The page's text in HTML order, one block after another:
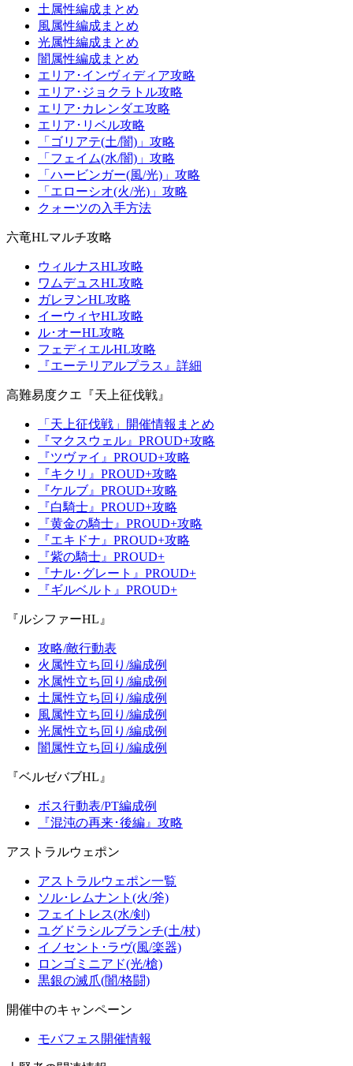
土属性編成まとめ
風属性編成まとめ
光属性編成まとめ
闇属性編成まとめ
エリア･インヴィディア攻略
エリア･ジョクラトル攻略
エリア･カレンダエ攻略
エリア･リベル攻略
「ゴリアテ(土/闇)」攻略
「フェイム(水/闇)」攻略
「ハービンガー(風/光)」攻略
「エローシオ(火/光)」攻略
クォーツの入手方法
六竜HLマルチ攻略
ウィルナスHL攻略
ワムデュスHL攻略
ガレヲンHL攻略
イーウィヤHL攻略
ル･オーHL攻略
フェディエルHL攻略
『エーテリアルプラス』詳細
高難易度クエ『天上征伐戦』
「天上征伐戦」開催情報まとめ
『マクスウェル』PROUD+攻略
『ツヴァイ』PROUD+攻略
『キクリ』PROUD+攻略
『ケルブ』PROUD+攻略
『白騎士』PROUD+攻略
『黄金の騎士』PROUD+攻略
『エキドナ』PROUD+攻略
『紫の騎士』PROUD+
『ナル･グレート』PROUD+
『ギルベルト』PROUD+
『ルシファーHL』
攻略/敵行動表
火属性立ち回り/編成例
水属性立ち回り/編成例
土属性立ち回り/編成例
風属性立ち回り/編成例
光属性立ち回り/編成例
闇属性立ち回り/編成例
『ベルゼバブHL』
ボス行動表/PT編成例
『混沌の再来･後編』攻略
アストラルウェポン
アストラルウェポン一覧
ソル･レムナント(火/斧)
フェイトレス(水/剣)
ユグドラシルブランチ(土/杖)
イノセント･ラヴ(風/楽器)
ロンゴミニアド(光/槍)
黒銀の滅爪(闇/格闘)
開催中のキャンペーン
モバフェス開催情報